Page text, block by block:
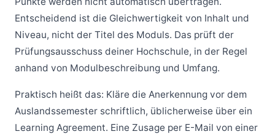
Entscheidend ist die Gleichwertigkeit von Inhalt und
Niveau, nicht der Titel des Moduls. Das prüft der
Prüfungsausschuss deiner Hochschule, in der Regel
anhand von Modulbeschreibung und Umfang.
Praktisch heißt das: Kläre die Anerkennung vor dem
Auslandssemester schriftlich, üblicherweise über ein
Learning Agreement. Eine Zusage per E-Mail von einer